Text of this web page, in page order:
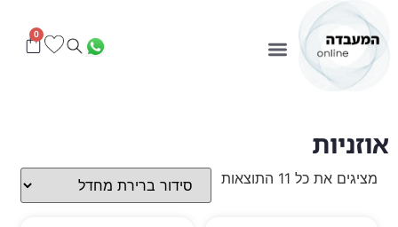
0
אוזניות
מציגים את כל ⁦11⁩ התוצאות